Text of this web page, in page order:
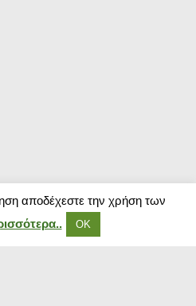
αποδέχεστε την χρήση των
ΟΚ